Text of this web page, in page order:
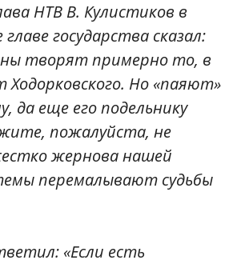
НТВ В. Кулистиков в
государства сказал:
творят примерно то, в
Но «паяют»
да еще его подельнику
пожалуйста, не
жернова нашей
перемалывают судьбы
«Если есть